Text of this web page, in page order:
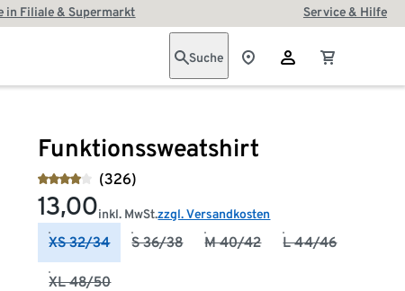
in Filiale & Supermarkt Service & Hilfe
Suche
Funktionssweatshirt
(326)
13,00inkl. MwSt.zzgl. Versandkosten
XS 32/34 S 36/38 M 40/42 L 44/46
XL 48/50